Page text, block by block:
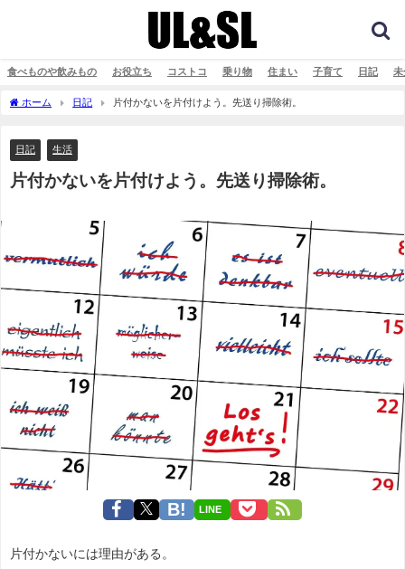
食べものや飲みもの お役立ち コストコ 乗り物 住まい 子育て 日記 未
ホーム 日記 片付かないを片付けよう。先送り掃除術。
日記 生活
片付かないを片付けよう。先送り掃除術。
LINE
片付かないには理由がある。